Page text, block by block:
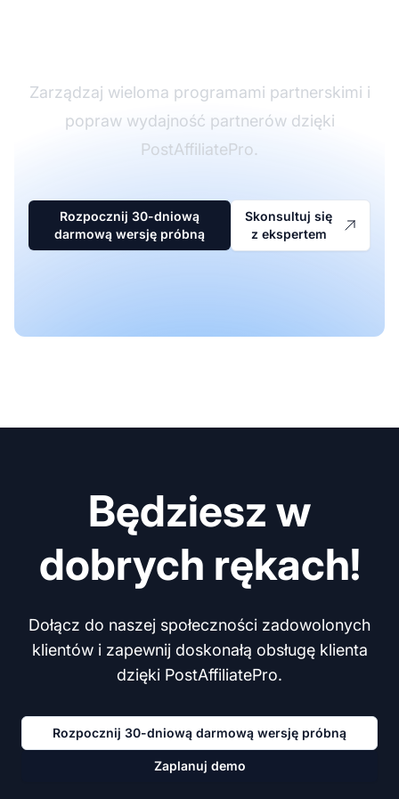
Zarządzaj wieloma programami partnerskimi i
popraw wydajność partnerów dzięki
PostAffiliatePro.
Rozpocznij 30-dniową
darmową wersję próbną
Skonsultuj się
z ekspertem
Będziesz w
dobrych rękach!
Dołącz do naszej społeczności zadowolonych
klientów i zapewnij doskonałą obsługę klienta
dzięki PostAffiliatePro.
Rozpocznij 30-dniową darmową wersję próbną
Zaplanuj demo